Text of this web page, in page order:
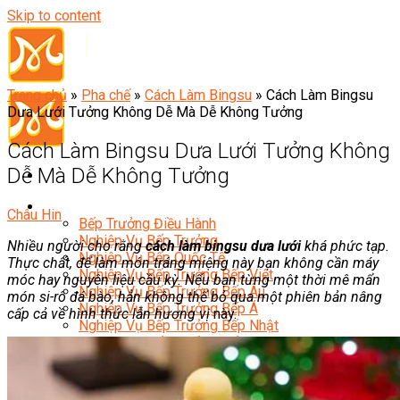
Skip to content
Đầu Bếp
Bếp Trưởng Điều Hành
Nghiệp Vụ Bếp Trưởng
Nghiệp Vụ Bếp Quốc Tế
Nghiệp Vụ Bếp Trưởng Bếp Việt
Nghiệp Vụ Bếp Trưởng Bếp Âu
Nghiệp Vụ Bếp Trưởng Bếp Á
Nghiệp Vụ Bếp Trưởng Bếp Nhật
Nghiệp Vụ Bếp Trưởng Bếp Hoa
Nghiệp Vụ Bếp Hàn
Nghiệp Vụ Bếp Thái
Nghiệp Vụ Bếp Chay
Trang chủ » Pha chế » Cách Làm Bingsu » Cách Làm Bingsu
Dưa Lưới Tưởng Không Dễ Mà Dễ Không Tưởng
Cách Làm Bingsu Dưa Lưới Tưởng Không
Dễ Mà Dễ Không Tưởng
Châu Hin
Nhiều người cho rằngcách làm bingsu dưa lướikhá phức tạp.
Thực chất, để làm món tráng miệng này bạn không cần máy
móc hay nguyên liệu cầu kỳ. Nếu bạn từng một thời mê mẩn
món si-rô đá bào, hẳn không thể bỏ qua một phiên bản nâng
cấp cả về hình thức lẫn hương vịnày.